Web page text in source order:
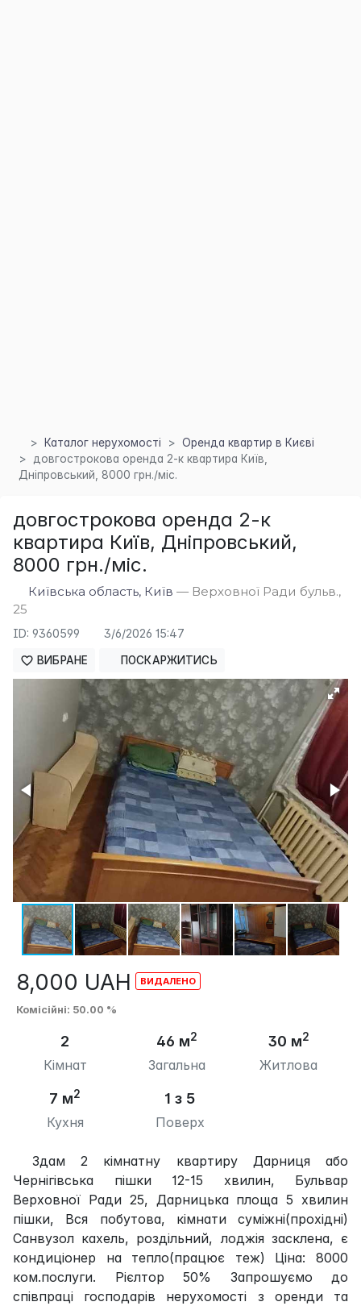
Каталог нерухомості
Оренда квартир в Києві
довгострокова оренда 2-к квартира Київ,
Дніпровський, 8000 грн./міс.
довгострокова оренда 2-к
квартира Київ, Дніпровський,
8000 грн./міс.
Київська область, Київ — Верховної Ради бульв.,
25
ID: 9360599 3/6/2026 15:47
ВИБРАНЕ ПОСКАРЖИТИСЬ
8,000 UAH
Комісійні: 50.00 %
2
Кімнат
46 м2
Загальна
30 м2
Житлова
7 м2
Кухня
1 з 5
Поверх
Здам 2 кімнатну квартиру Дарниця або
Чернігівська пішки 12-15 хвилин, Бульвар
Верховної Ради 25, Дарницька площа 5 хвилин
пішки, Вся побутова, кімнати суміжні(прохідні)
Санвузол кахель, роздільний, лоджія засклена, є
кондиціонер на тепло(працює теж) Ціна: 8000
ком.послуги. Рієлтор 50% Запрошуємо до
співпраці господарів нерухомості з оренди та
×